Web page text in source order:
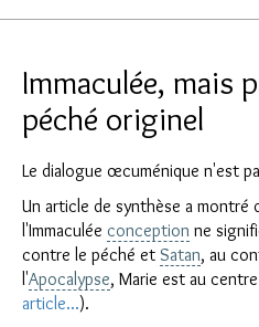
Immaculée, mais
péché originel
Le dialogue œcuménique n'est
Un article de synthèse a montré
l'Immaculée conception ne
contre le péché et Satan, au
l'Apocalypse, Marie est au
article...).